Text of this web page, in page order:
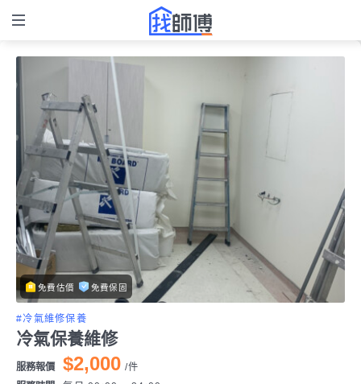
免費估價 免費保固
#冷氣維修保養
冷氣保養維修
服務報價 $2,000 /件